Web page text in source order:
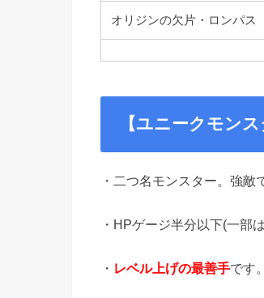
オリジンの欠片・ロンパス
【ユニークモンス
・二つ名モンスター。強敵
・HPゲージ半分以下(一部
・ レベル上げの最善手です。